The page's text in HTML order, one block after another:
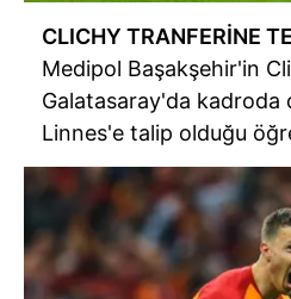
CLICHY TRANFERİNE
Medipol Başakşehir'in
Galatasaray'da kadroda
Linnes'e talip olduğu